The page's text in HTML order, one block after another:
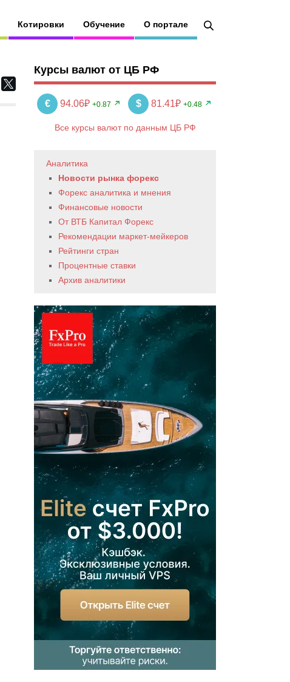
Котировки Обучение О портале
Курсы валют от ЦБ РФ
€ 94.06₽ +0.87 $ 81.41₽ +0.48
Все курсы валют по данным ЦБ РФ
Аналитика
Новости рынка форекс
Форекс аналитика и мнения
Финансовые новости
От ВТБ Капитал Форекс
Рекомендации маркет-мейкеров
Рейтинги стран
Процентные ставки
Архив аналитики